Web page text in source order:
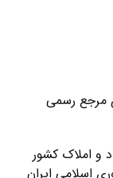
مرجع رسمی
و املاک کشور
اسلامی ایران